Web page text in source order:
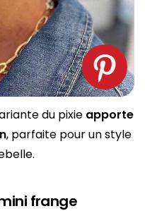
du pixie apporte
, parfaite pour un style
frange